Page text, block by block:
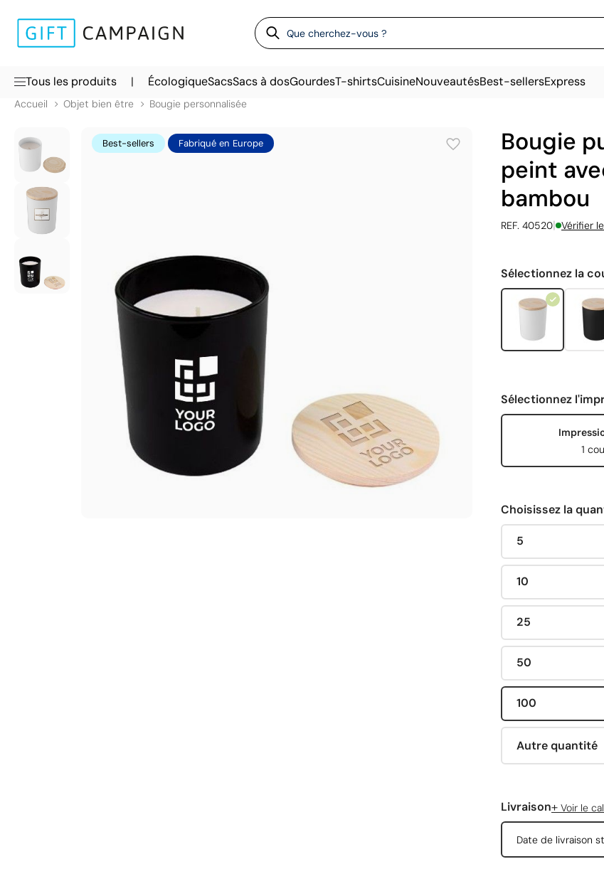
Tous les produits | ÉcologiqueSacsSacs à dosGourdesT-shirtsCuisineNouveautésBest-sellersExpress
Accueil Objet bien être Bougie personnalisée
Best-sellers Fabriqué en Europe
Bougie
peint
bambou
REF. 40520| Vérifier
Sélectionnez la
Sélectionnez
1
Choisissez la
5
10
25
50
100
Autre quantité
Livraison+ Voir le
Date de livraison